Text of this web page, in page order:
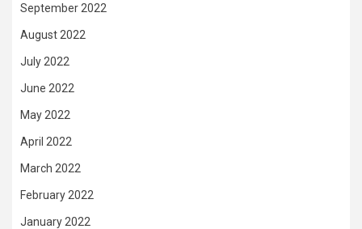
September 2022
August 2022
July 2022
June 2022
May 2022
April 2022
March 2022
February 2022
January 2022